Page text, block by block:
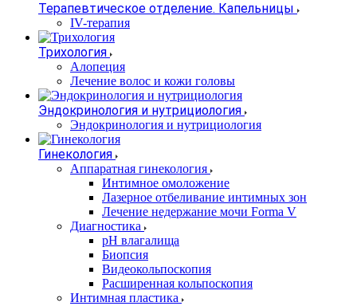
Терапевтическое отделение. Капельницы
IV-терапия
Трихология
Алопеция
Лечение волос и кожи головы
Эндокринология и нутрициология
Эндокринология и нутрициология
Гинекология
Аппаратная гинекология
Интимное омоложение
Лазерное отбеливание интимных зон
Лечение недержание мочи Forma V
Диагностика
pH влагалища
Биопсия
Видеокольпоскопия
Расширенная кольпоскопия
Интимная пластика